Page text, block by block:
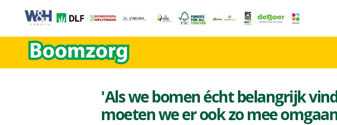
'Als we bomen écht belangrijk
moeten we er ook zo mee